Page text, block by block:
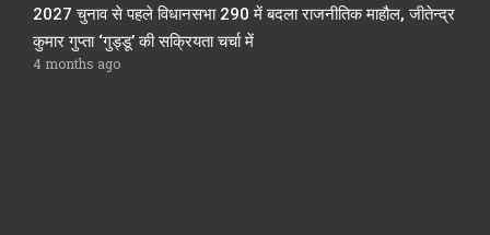
2027 चुनाव से पहले विधानसभा 290 में बदला राजनीतिक माहौल, जीतेन्द्र
कुमार गुप्ता ‘गुड्डू’ की सक्रियता चर्चा में
4 months ago